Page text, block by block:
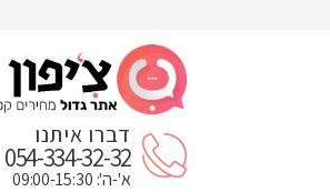
דברו איתנו
054-334-32-32
א'-ה': 09:00-15:30